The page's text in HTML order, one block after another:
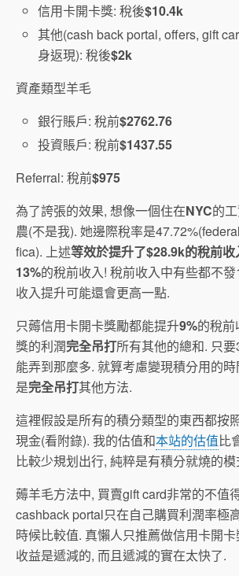
信用卡開卡獎: 稅後$10.4k
其他(cash back portal, offers, gift
身返現): 稅後$2k
資產類型羊毛
銀行賬戶: 稅前$2762.76
投資賬戶: 稅前$1437.55
Referral: 稅前$975
為了誇張的效果, 想像一個住在NYC的
農(不是我). 她邊際稅率是
fica). 上述等效於提升了$28.9k的稅前收
13%的稅前收入! 稅前收入中有些都不
收入提升可能還會更高一點.
只薅信用卡開卡獎勵都能提升9%的稅
獎的利潤完全吊打所有其他的總和. 只
能弄到那麼多. 就算考慮變現積分用的
是完全吊打其他方法.
這裡假設是所有的積分類型的東西都按
現金(看附錄). 我的估值和本站的估值比
比較少規划出行, 純粹是有積分就燒的模
薅羊毛方法中, 買賣gift card非常的不值
cashback portal只在自己購買利潤率極
時候比較值. 真懶人只推薦做信用卡開
收益是遞減的, 而且遞減的實在太快了.